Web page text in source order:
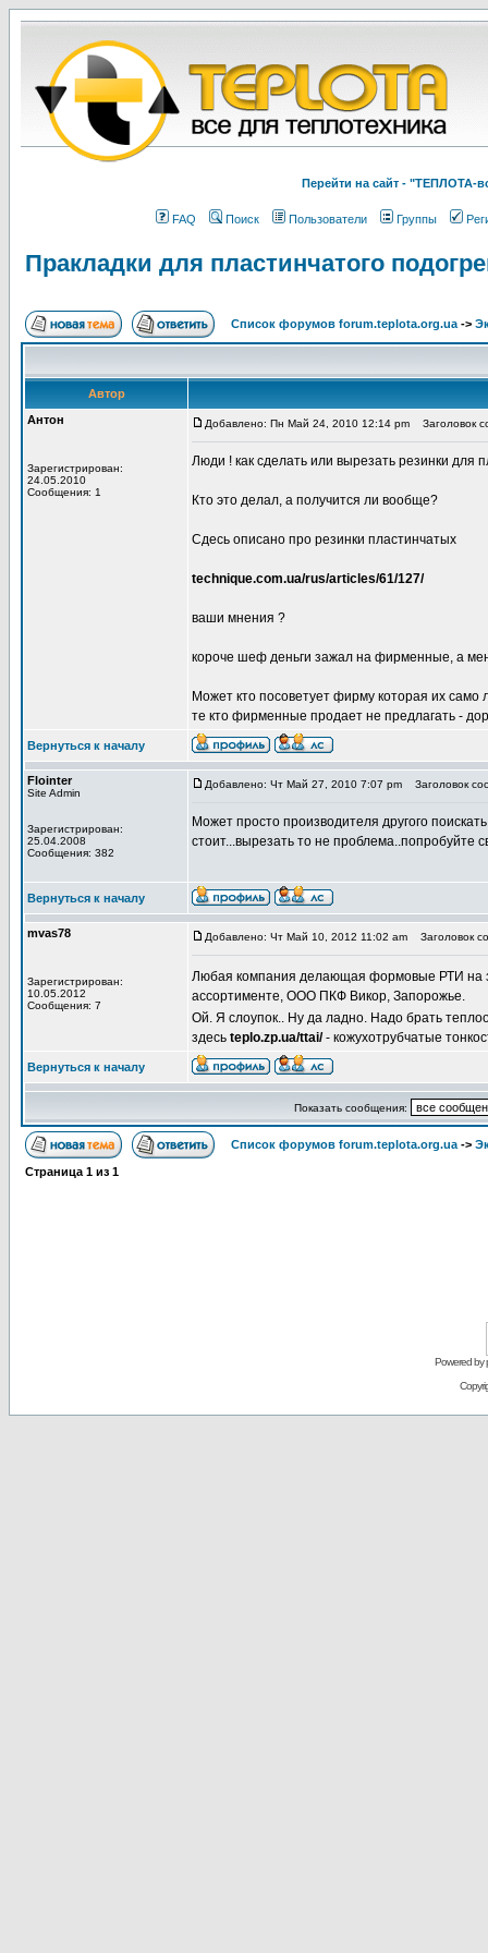
Перейти на cайт -
FAQ Поиск Пользователи Группы
Пракладки для пластинчатого
Список форумов forum.teplota.org.ua ->
Автор
Антон
Зарегистрирован:
24.05.2010
Сообщения: 1
Добавлено: Пн Май 24, 2010 12:14 pm Заголовок
Люди ! как сделать или вырезать резинки для
Кто это делал, а получится ли вообще?
Сдесь описано про резинки пластинчатых
technique.com.ua/rus/articles/61/127/
ваши мнения ?
короче шеф деньги зажал на фирменные, а
Может кто посоветует фирму которая их само
те кто фирменные продает не предлагать -
Вернуться к началу
Flointer
Site Admin
Зарегистрирован:
25.04.2008
Сообщения: 382
Добавлено: Чт Май 27, 2010 7:07 pm Заголовок
Может просто производителя другого
стоит...вырезать то не
Вернуться к началу
mvas78
Зарегистрирован:
10.05.2012
Сообщения: 7
Добавлено: Чт Май 10, 2012 11:02 am Заголовок
Любая компания делающая формовые РТИ на
ассортименте, ООО ПКФ Викор, Запорожье.
Ой. Я слоупок.. Ну да ладно. Надо брать
здесь teplo.zp.ua/ttai/- кожухотрубчатые
Вернуться к началу
Показать сообщения:
Список форумов forum.teplota.org.ua ->
Страница 1 из 1
Powered by